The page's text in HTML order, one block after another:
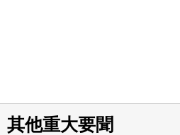
其他重大要聞